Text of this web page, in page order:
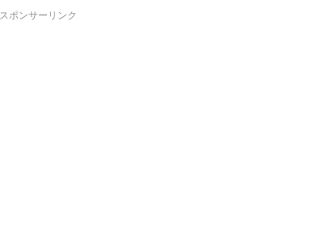
スポンサーリンク